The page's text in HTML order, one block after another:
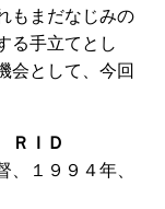
もまだなじみの
る手立てとし
会として、今回
ＲＩＤ
、１９９４年、